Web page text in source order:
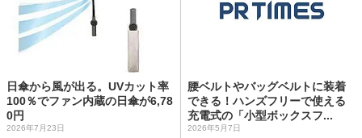
日傘から風が出る。UVカット率
100％でファン内蔵の日傘が6,78
0円
2026年7月23日
腰ベルトやバッグベルトに装着
できる！ハンズフリーで使える
充電式の「小型ボックスフ...
2026年5月7日